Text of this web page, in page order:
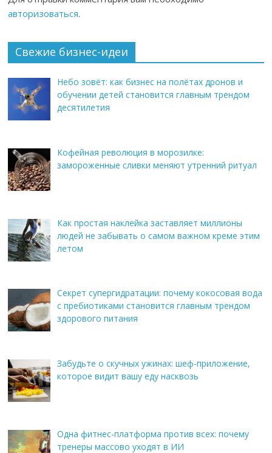
авторизоваться.
Свежие бизнес-идеи
Небо зовёт: как бизнес на полётах дронов и
обучении детей становится главным трендом
десятилетия
Кофейная революция в морозилке:
замороженные сливки меняют утренний ритуал
Как простая наклейка заставляет миллионы
людей не забывать о самом важном креме этим
летом
Секрет супергидратации: почему кокосовая вода
с пребиотиками становится главным трендом
здорового питания
Забудьте о скучных ужинах: шеф-приложение,
которое видит вашу еду насквозь
Одна фитнес-платформа против всех: почему
тренеры массово уходят в ИИ